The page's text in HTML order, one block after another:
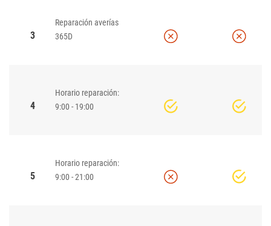
3
Reparación averías
365D
4
Horario reparación:
9:00 - 19:00
5
Horario reparación:
9:00 - 21:00